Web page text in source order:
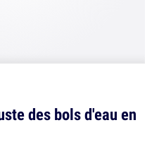
des bols d'eau en